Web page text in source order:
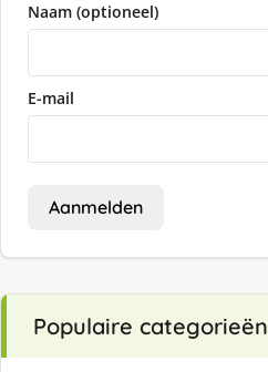
Naam (optioneel)
E-mail
Aanmelden
Populaire categorieën